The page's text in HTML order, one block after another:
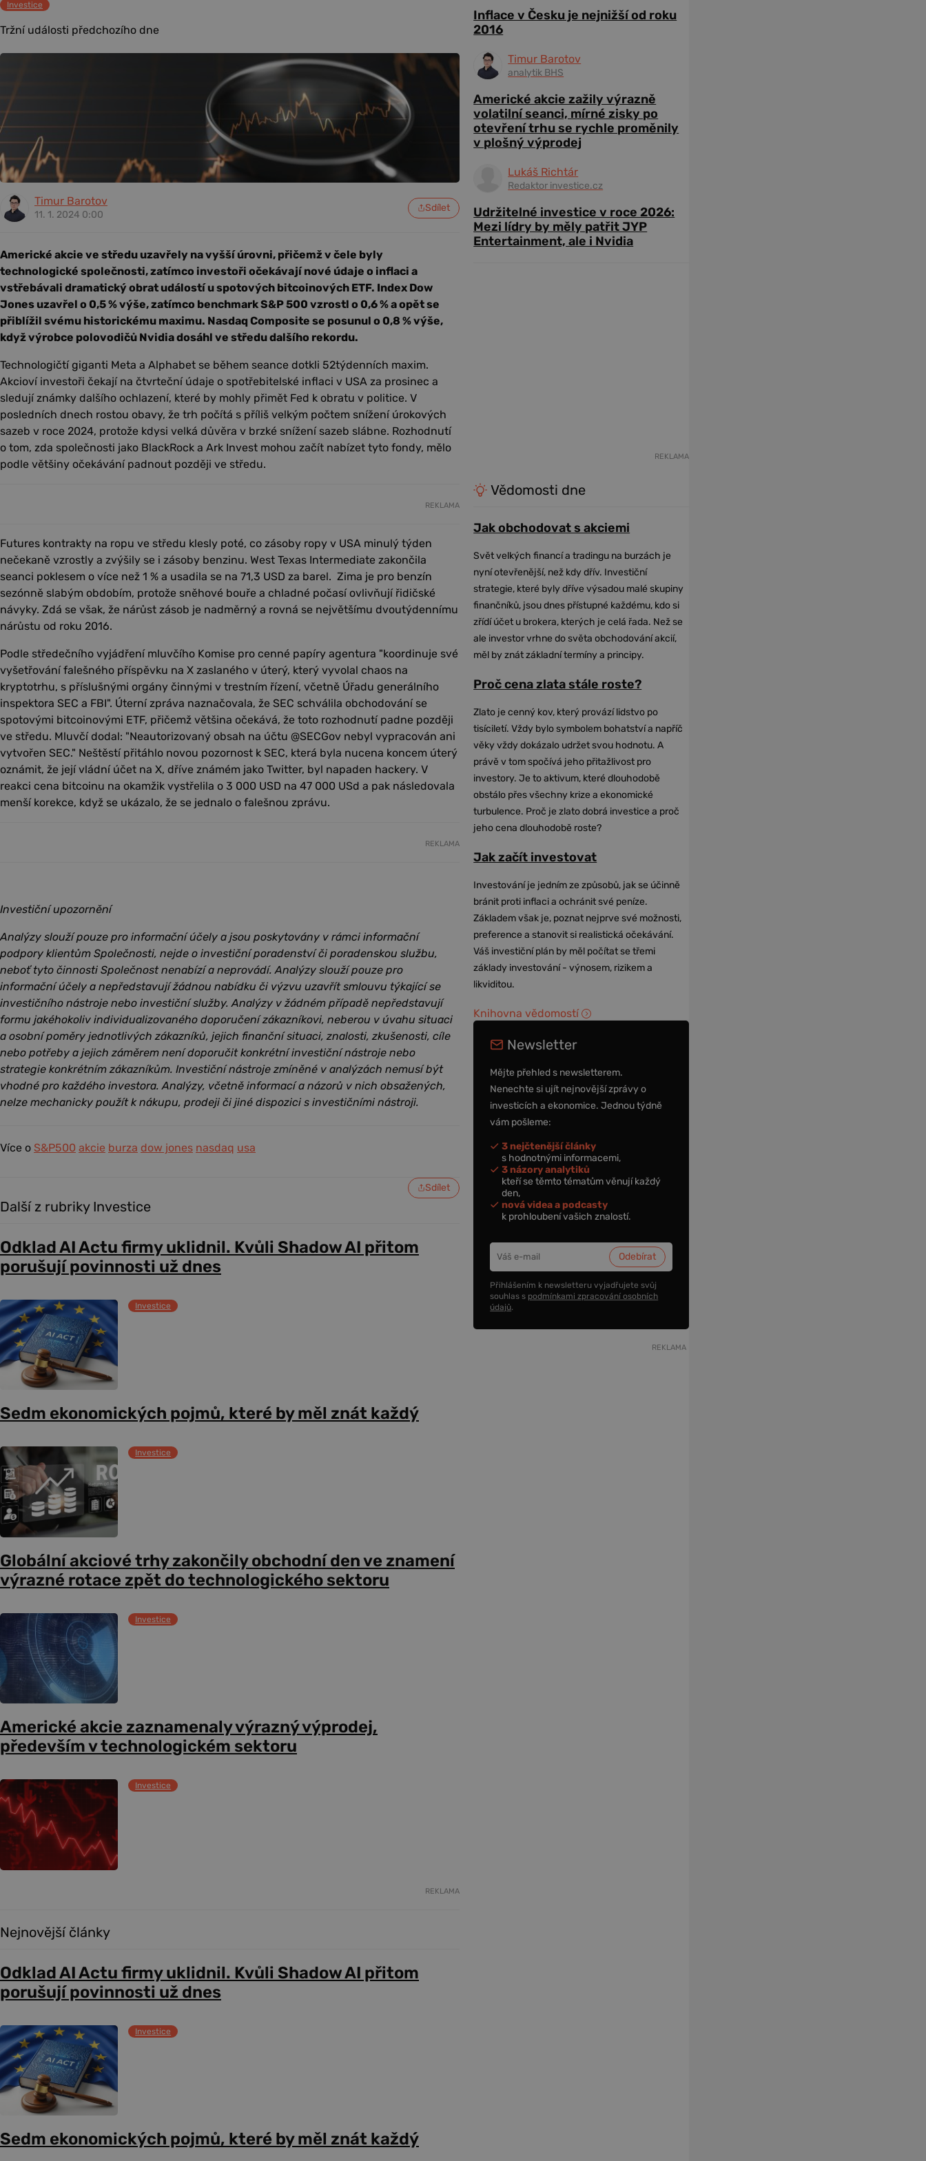
Investice
Tržní události předchozího dne
Timur Barotov
11. 1. 2024 0:00
Sdílet
Americké akcie ve středu uzavřely na vyšší úrovni, přičemž v čele byly
technologické společnosti, zatímco investoři očekávají nové údaje o inflaci a
vstřebávali dramatický obrat událostí u spotových bitcoinových ETF. Index Dow
Jones uzavřel o 0,5 % výše, zatímco benchmark S&P 500 vzrostl o 0,6 % a opět se
přiblížil svému historickému maximu. Nasdaq Composite se posunul o 0,8 % výše,
když výrobce polovodičů Nvidia dosáhl ve středu dalšího rekordu.
Technologičtí giganti Meta a Alphabet se během seance dotkli 52týdenních maxim.
Akcioví investoři čekají na čtvrteční údaje o spotřebitelské inflaci v USA za prosinec a
sledují známky dalšího ochlazení, které by mohly přimět Fed k obratu v politice. V
posledních dnech rostou obavy, že trh počítá s příliš velkým počtem snížení úrokových
sazeb v roce 2024, protože kdysi velká důvěra v brzké snížení sazeb slábne. Rozhodnutí
o tom, zda společnosti jako BlackRock a Ark Invest mohou začít nabízet tyto fondy, mělo
podle většiny očekávání padnout později ve středu.
REKLAMA
Futures kontrakty na ropu ve středu klesly poté, co zásoby ropy v USA minulý týden
nečekaně vzrostly a zvýšily se i zásoby benzinu. West Texas Intermediate zakončila
seanci poklesem o více než 1 % a usadila se na 71,3 USD za barel. Zima je pro benzín
sezónně slabým obdobím, protože sněhové bouře a chladné počasí ovlivňují řidičské
návyky. Zdá se však, že nárůst zásob je nadměrný a rovná se největšímu dvoutýdennímu
nárůstu od roku 2016.
Podle středečního vyjádření mluvčího Komise pro cenné papíry agentura "koordinuje své
vyšetřování falešného příspěvku na X zaslaného v úterý, který vyvolal chaos na
kryptotrhu, s příslušnými orgány činnými v trestním řízení, včetně Úřadu generálního
inspektora SEC a FBI". Úterní zpráva naznačovala, že SEC schválila obchodování se
spotovými bitcoinovými ETF, přičemž většina očekává, že toto rozhodnutí padne později
ve středu. Mluvčí dodal: "Neautorizovaný obsah na účtu @SECGov nebyl vypracován ani
vytvořen SEC." Neštěstí přitáhlo novou pozornost k SEC, která byla nucena koncem úterý
oznámit, že její vládní účet na X, dříve známém jako Twitter, byl napaden hackery. V
reakci cena bitcoinu na okamžik vystřelila o 3 000 USD na 47 000 USd a pak následovala
menší korekce, když se ukázalo, že se jednalo o falešnou zprávu.
REKLAMA
Investiční upozornění
Analýzy slouží pouze pro informační účely a jsou poskytovány v rámci informační
podpory klientům Společnosti, nejde o investiční poradenství či poradenskou službu,
neboť tyto činnosti Společnost nenabízí a neprovádí. Analýzy slouží pouze pro
informační účely a nepředstavují žádnou nabídku či výzvu uzavřít smlouvu týkající se
investičního nástroje nebo investiční služby. Analýzy v žádném případě nepředstavují
formu jakéhokoliv individualizovaného doporučení zákazníkovi, neberou v úvahu situaci
a osobní poměry jednotlivých zákazníků, jejich finanční situaci, znalosti, zkušenosti, cíle
nebo potřeby a jejich záměrem není doporučit konkrétní investiční nástroje nebo
strategie konkrétním zákazníkům. Investiční nástroje zmíněné v analýzách nemusí být
vhodné pro každého investora. Analýzy, včetně informací a názorů v nich obsažených,
nelze mechanicky použít k nákupu, prodeji či jiné dispozici s investičními nástroji.
Více o S&P500 akcie burza dow jones nasdaq usa
Sdílet
Další z rubriky Investice
Odklad AI Actu firmy uklidnil. Kvůli Shadow AI přitom
porušují povinnosti už dnes
Investice
Sedm ekonomických pojmů, které by měl znát každý
Investice
Globální akciové trhy zakončily obchodní den ve znamení
výrazné rotace zpět do technologického sektoru
Investice
Americké akcie zaznamenaly výrazný výprodej,
především v technologickém sektoru
Investice
REKLAMA
Nejnovější články
Odklad AI Actu firmy uklidnil. Kvůli Shadow AI přitom
porušují povinnosti už dnes
Investice
Sedm ekonomických pojmů, které by měl znát každý
Inflace v Česku je nejnižší od roku
2016
Timur Barotov
analytik BHS
Americké akcie zažily výrazně
volatilní seanci, mírné zisky po
otevření trhu se rychle proměnily
v plošný výprodej
Lukáš Richtár
Redaktor investice.cz
Udržitelné investice v roce 2026:
Mezi lídry by měly patřit JYP
Entertainment, ale i Nvidia
REKLAMA
Vědomosti dne
Jak obchodovat s akciemi
Svět velkých financí a tradingu na burzách je
nyní otevřenější, než kdy dřív. Investiční
strategie, které byly dříve výsadou malé skupiny
finančníků, jsou dnes přístupné každému, kdo si
zřídí účet u brokera, kterých je celá řada. Než se
ale investor vrhne do světa obchodování akcií,
měl by znát základní termíny a principy.
Proč cena zlata stále roste?
Zlato je cenný kov, který provází lidstvo po
tisíciletí. Vždy bylo symbolem bohatství a napříč
věky vždy dokázalo udržet svou hodnotu. A
právě v tom spočívá jeho přitažlivost pro
investory. Je to aktivum, které dlouhodobě
obstálo přes všechny krize a ekonomické
turbulence. Proč je zlato dobrá investice a proč
jeho cena dlouhodobě roste?
Jak začít investovat
Investování je jedním ze způsobů, jak se účinně
bránit proti inflaci a ochránit své peníze.
Základem však je, poznat nejprve své možnosti,
preference a stanovit si realistická očekávání.
Váš investiční plán by měl počítat se třemi
základy investování - výnosem, rizikem a
likviditou.
Knihovna vědomostí
Newsletter
Mějte přehled s newsletterem.
Nenechte si ujít nejnovější zprávy o
investicích a ekonomice. Jednou týdně
vám pošleme:
3 nejčtenější články
s hodnotnými informacemi,
3 názory analytiků
kteří se těmto tématům věnují každý
den,
nová videa a podcasty
k prohloubení vašich znalostí.
Přihlášením k newsletteru vyjadřujete svůj
souhlas s podmínkami zpracování osobních
údajů.
REKLAMA